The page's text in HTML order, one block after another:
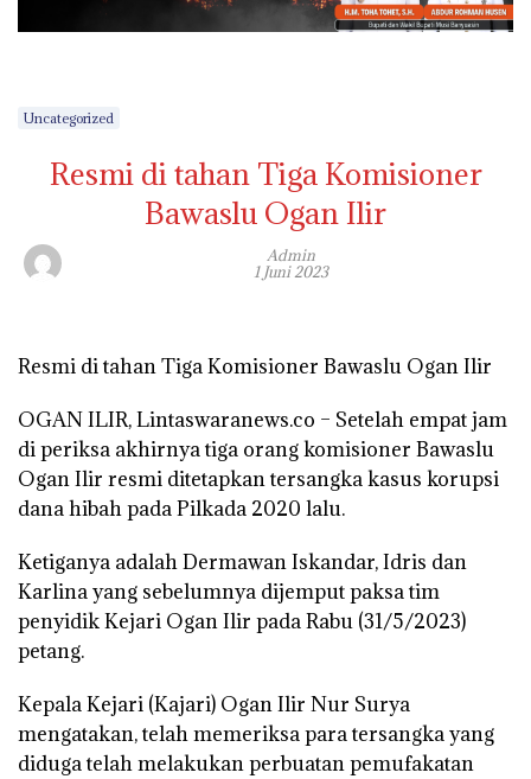
Uncategorized
Resmi di tahan Tiga Komisioner
Bawaslu Ogan Ilir
Admin
1 Juni 2023
Resmi di tahan Tiga Komisioner Bawaslu Ogan Ilir
OGAN ILIR, Lintaswaranews.co – Setelah empat jam
di periksa akhirnya tiga orang komisioner Bawaslu
Ogan Ilir resmi ditetapkan tersangka kasus korupsi
dana hibah pada Pilkada 2020 lalu.
Ketiganya adalah Dermawan Iskandar, Idris dan
Karlina yang sebelumnya dijemput paksa tim
penyidik Kejari Ogan Ilir pada Rabu (31/5/2023)
petang.
Kepala Kejari (Kajari) Ogan Ilir Nur Surya
mengatakan, telah memeriksa para tersangka yang
diduga telah melakukan perbuatan pemufakatan